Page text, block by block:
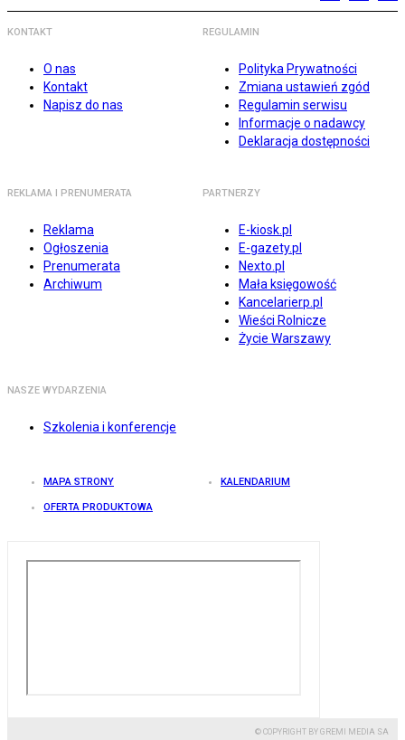
KONTAKT
O nas
Kontakt
Napisz do nas
REGULAMIN
Polityka Prywatności
Zmiana ustawień zgód
Regulamin serwisu
Informacje o nadawcy
Deklaracja dostępności
REKLAMA I PRENUMERATA
Reklama
Ogłoszenia
Prenumerata
Archiwum
PARTNERZY
E-kiosk.pl
E-gazety.pl
Nexto.pl
Mała księgowość
Kancelarierp.pl
Wieści Rolnicze
Życie Warszawy
NASZE WYDARZENIA
Szkolenia i konferencje
MAPA STRONY KALENDARIUM
OFERTA PRODUKTOWA
© COPYRIGHT BY GREMI MEDIA SA